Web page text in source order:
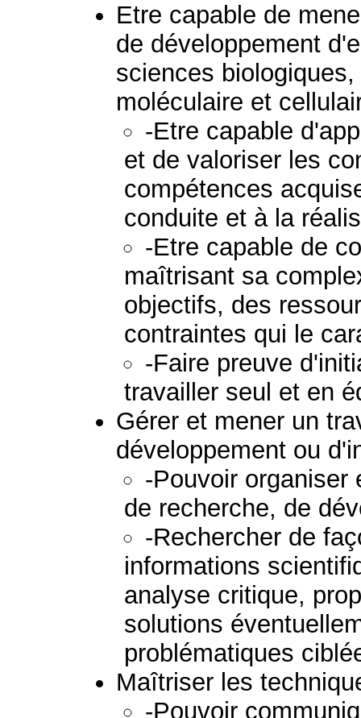
Etre capable de
de développement
sciences
moléculaire et
-Etre capable
et de valoriser les
compétences
conduite et à la
-Etre capable de
maîtrisant sa
objectifs, des
contraintes qui le
-Faire preuve
travailler seul et en
Gérer et mener un
développement ou
-Pouvoir organiser
de recherche, de
-Rechercher de
informations
analyse critique,
solutions
problématiques
Maîtriser les
-Pouvoir